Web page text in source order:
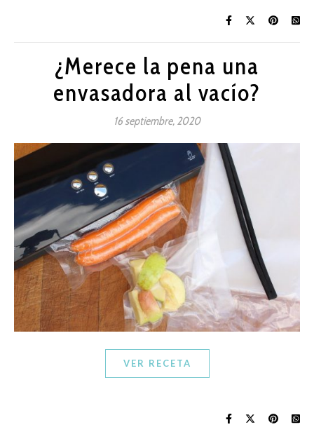
¿Merece la pena una
envasadora al vacío?
16 septiembre, 2020
VER RECETA